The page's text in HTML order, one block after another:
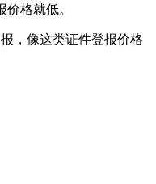
格就低。
，像这类证件登报价格